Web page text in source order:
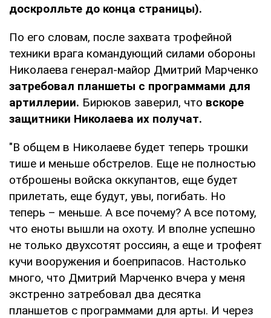
доскролльте до конца страницы).
По его словам, после захвата трофейной
техники врага командующий силами обороны
Николаева генерал-майор Дмитрий Марченко
затребовал планшеты с программами для
артиллерии. Бирюков заверил, что вскоре
защитники Николаева их получат.
"В общем в Николаеве будет теперь трошки
тише и меньше обстрелов. Еще не полностью
отброшены войска оккупантов, еще будет
прилетать, еще будут, увы, погибать. Но
теперь – меньше. А все почему? А все потому,
что еноты вышли на охоту. И вполне успешно
не только двухсотят россиян, а еще и трофеят
кучи вооружения и боеприпасов. Настолько
много, что Дмитрий Марченко вчера у меня
экстренно затребовал два десятка
планшетов с программами для арты. И через